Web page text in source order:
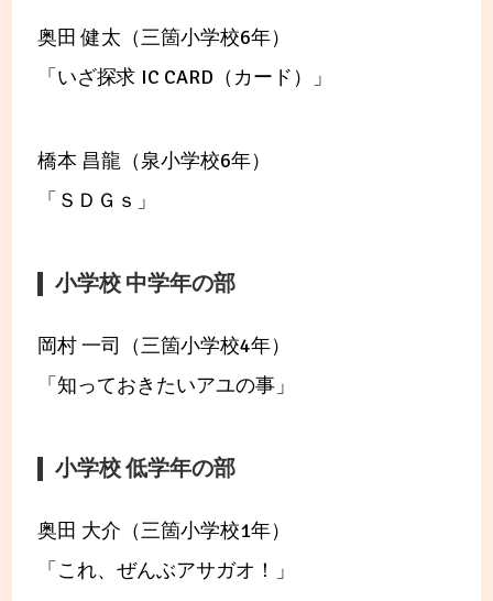
奥田 健太（三箇小学校6年）
「いざ探求 IC CARD（カード）」
橋本 昌龍（泉小学校6年）
「ＳＤＧｓ」
小学校 中学年の部
岡村 一司（三箇小学校4年）
「知っておきたいアユの事」
小学校 低学年の部
奥田 大介（三箇小学校1年）
「これ、ぜんぶアサガオ！」